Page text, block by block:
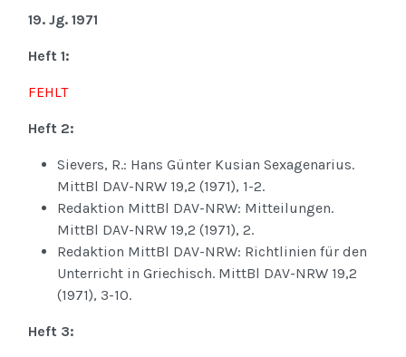
19. Jg. 1971
Heft 1:
FEHLT
Heft 2:
Sievers, R.: Hans Günter Kusian Sexagenarius.
MittBl DAV-NRW 19,2 (1971), 1-2.
Redaktion MittBl DAV-NRW: Mitteilungen.
MittBl DAV-NRW 19,2 (1971), 2.
Redaktion MittBl DAV-NRW: Richtlinien für den
Unterricht in Griechisch. MittBl DAV-NRW 19,2
(1971), 3-10.
Heft 3: